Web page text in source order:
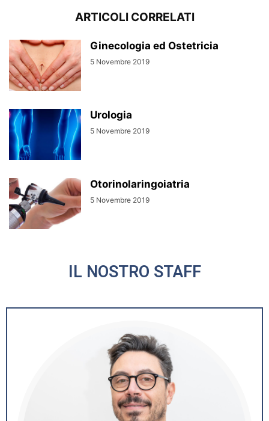
ARTICOLI CORRELATI
Ginecologia ed Ostetricia
5 Novembre 2019
Urologia
5 Novembre 2019
Otorinolaringoiatria
5 Novembre 2019
IL NOSTRO STAFF